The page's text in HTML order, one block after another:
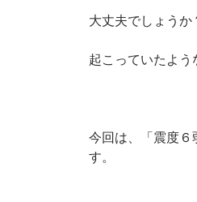
大丈夫でしょう
起こっていたよう
今回は、「震度６
す。